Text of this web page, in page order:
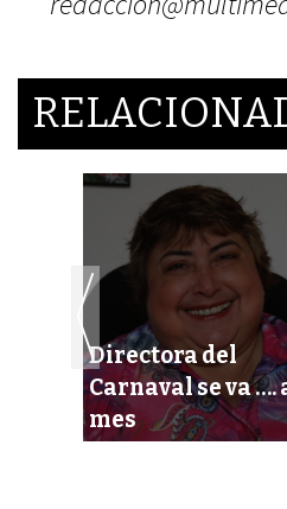
Directora del
Carnaval se va ….
mes